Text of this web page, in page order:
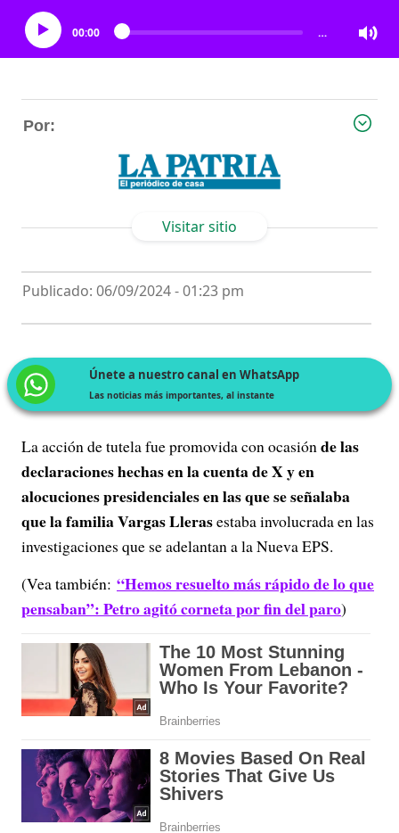
00:00 …
Por:
Visitar sitio
Publicado: 06/09/2024 - 01:23 pm
Únete a nuestro canal en WhatsApp
Las noticias más importantes, al instante
La acción de tutela fue promovida con ocasiónde las
declaraciones hechas en la cuenta de X y en
alocuciones presidenciales en las que se señalaba
que la familia Vargas Llerasestaba involucrada en las
investigaciones que se adelantan a la Nueva EPS.
(Vea también: “Hemos resuelto más rápido de lo que
pensaban”: Petro agitó corneta por fin del paro)